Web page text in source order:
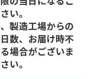
い。
製造工場からの
数、お届け時不
場合がございま
い。